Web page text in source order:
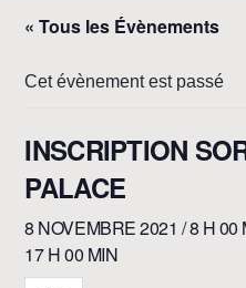
« Tous les Évènements
Cet évènement est passé
INSCRIPTION
PALACE
8 NOVEMBRE 2021 / 8 H 00
17 H 00 MIN